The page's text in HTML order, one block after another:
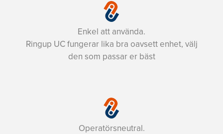
Enkel att använda.
Ringup UC fungerar lika bra oavsett enhet, välj
den som passar er bäst
Operatörsneutral.